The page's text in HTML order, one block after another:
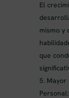
El
mismo y
que
Mayor